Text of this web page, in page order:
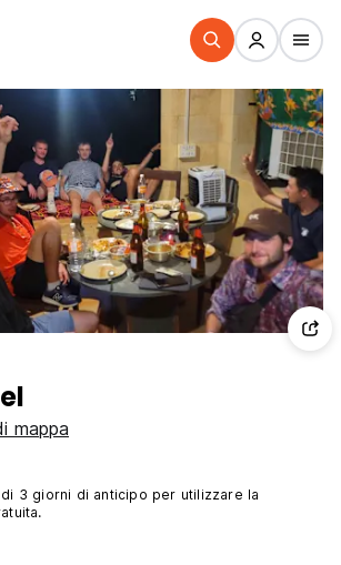
mappa
3 giorni di anticipo per utilizzare la